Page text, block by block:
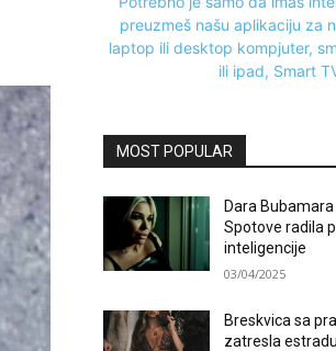
MOST POPULAR
Dara
Spotove radila
inteligencije
03/04/2025
Breskvica sa
zatresla